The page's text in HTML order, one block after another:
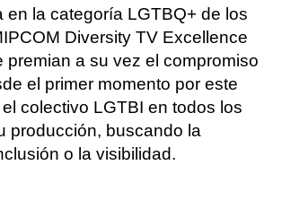
en la categoría LGTBQ+ de los
Diversity TV Excellence
premian a su vez el compromiso
el primer momento por este
colectivo LGTBI en todos los
producción, buscando la
o la visibilidad.